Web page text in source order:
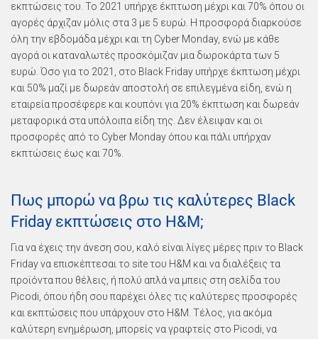
εκπτώσεις του. Το 2021 υπήρχε έκπτωση μέχρι και 70% όπου οι
αγορές άρχιζαν μόλις στα 3 με 5 ευρώ. Η προσφορά διαρκούσε
όλη την εβδομάδα μέχρι και τη Cyber Monday, ενώ με κάθε
αγορά οι καταναλωτές προσκόμιζαν μια δωροκάρτα των 5
ευρώ. Όσο για το 2021, στο Black Friday υπήρχε έκπτωση μέχρι
και 50% μαζί με δωρεάν αποστολή σε επιλεγμένα είδη, ενώ η
εταιρεία προσέφερε και κουπόνι για 20% έκπτωση και δωρεάν
μεταφορικά στα υπόλοιπα είδη της. Δεν έλειψαν και οι
προσφορές από το Cyber Monday όπου και πάλι υπήρχαν
εκπτώσεις έως και 70%.
Πως μπορώ να βρω τις καλύτερες Black
Friday εκπτώσεις στο H&M;
Για να έχεις την άνεση σου, καλό είναι λίγες μέρες πριν το Black
Friday να επισκέπτεσαι το site του H&M και να διαλέξεις τα
προϊόντα που θέλεις, ή πολύ απλά να μπεις στη σελίδα του
Picodi, όπου ήδη σου παρέχει όλες τις καλύτερες προσφορές
και εκπτώσεις που υπάρχουν στο H&M. Τέλος, για ακόμα
καλύτερη ενημέρωση, μπορείς να γραφτείς στο Picodi, να